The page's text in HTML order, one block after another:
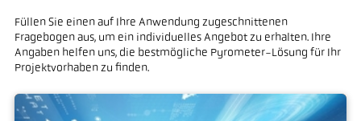
Füllen Sie einen auf Ihre Anwendung zugeschnittenen
Fragebogen aus, um ein individuelles Angebot zu erhalten. Ihre
Angaben helfen uns, die bestmögliche Pyrometer-Lösung für Ihr
Projektvorhaben zu finden.